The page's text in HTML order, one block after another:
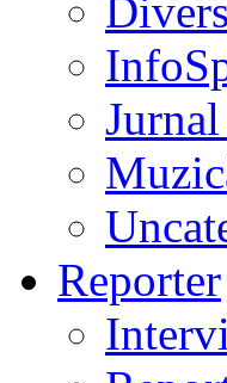
Reporter